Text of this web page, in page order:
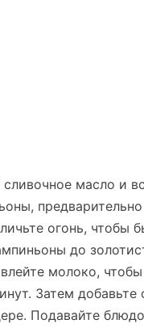
масло и
огонь, чтобы
до
молоко,
Затем добавьте
Подавайте